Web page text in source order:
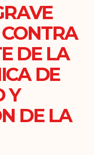
DE LA
DE
Y
DE LA